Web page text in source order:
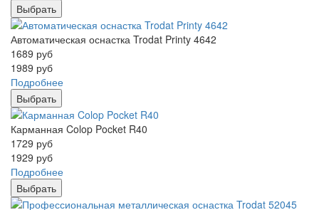
Выбрать
Автоматическая оснастка Trodat Printy 4642
1689 руб
1989 руб
Подробнее
Выбрать
Карманная Colop Pocket R40
1729 руб
1929 руб
Подробнее
Выбрать